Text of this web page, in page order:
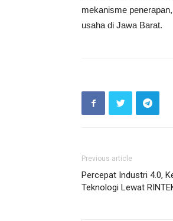
mekanisme
usaha di Jawa Barat.
Previous article
Percepat Industri 4.0,
Teknologi Lewat